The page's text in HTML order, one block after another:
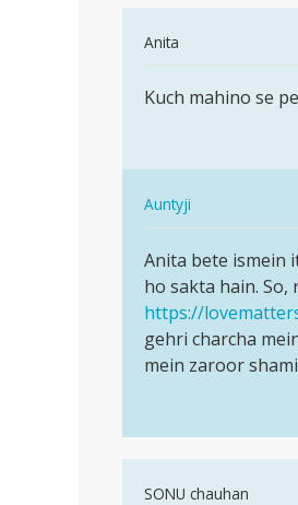
Anita
to
ji
pls
help
me
by
siimran
Kuch
2
din…
Kuch mahino se
Auntyji
reply
to
Kuch
mahino
se
period
by
Anita
Anita
bete
ismein
itna…
Anita bete ismein
ho sakta hain. So,
https://
gehri charcha
mein zaroor
SONU chauhan